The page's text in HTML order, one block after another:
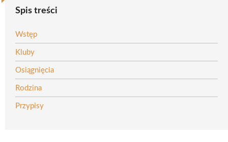
Spis treści
Wstęp
Kluby
Osiągnięcia
Rodzina
Przypisy